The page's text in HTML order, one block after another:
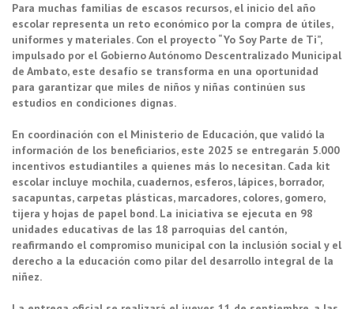
Para muchas familias de escasos recursos, el inicio del año
escolar representa un reto económico por la compra de útiles,
uniformes y materiales. Con el proyecto “Yo Soy Parte de Ti”,
impulsado por el Gobierno Autónomo Descentralizado Municipal
de Ambato, este desafío se transforma en una oportunidad
para garantizar que miles de niños y niñas continúen sus
estudios en condiciones dignas.
En coordinación con el Ministerio de Educación, que validó la
información de los beneficiarios, este 2025 se entregarán 5.000
incentivos estudiantiles a quienes más lo necesitan. Cada kit
escolar incluye mochila, cuadernos, esferos, lápices, borrador,
sacapuntas, carpetas plásticas, marcadores, colores, gomero,
tijera y hojas de papel bond. La iniciativa se ejecuta en 98
unidades educativas de las 18 parroquias del cantón,
reafirmando el compromiso municipal con la inclusión social y el
derecho a la educación como pilar del desarrollo integral de la
niñez.